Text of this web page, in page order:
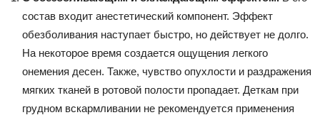
состав входит анестетический компонент. Эффект
обезболивания наступает быстро, но действует не долго.
На некоторое время создается ощущения легкого
онемения десен. Также, чувство опухлости и раздражения
мягких тканей в ротовой полости пропадает. Деткам при
грудном вскармливании не рекомендуется применения